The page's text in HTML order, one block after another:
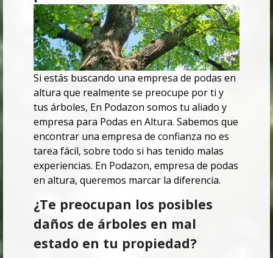
Si estás buscando una empresa de podas en
altura que realmente se preocupe por ti y
tus árboles, En Podazon somos tu aliado y
empresa para Podas en Altura. Sabemos que
encontrar una empresa de confianza no es
tarea fácil, sobre todo si has tenido malas
experiencias. En Podazon, empresa de podas
en altura, queremos marcar la diferencia.
¿Te preocupan los posibles
daños de árboles en mal
estado en tu propiedad?